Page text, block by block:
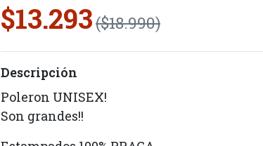
$13.293($18.990)
Descripción
Poleron UNISEX!
Son grandes!!